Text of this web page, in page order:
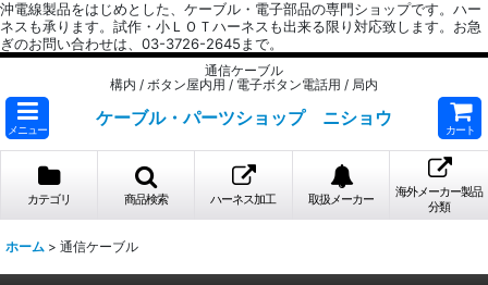
沖電線製品をはじめとした、ケーブル・電子部品の専門ショップです。ハー
ネスも承ります。試作・小ＬＯＴハーネスも出来る限り対応致します。お急
ぎのお問い合わせは、03-3726-2645まで。
通信ケーブル
構内 / ボタン屋内用 / 電子ボタン電話用 / 局内
メニュー
ケーブル・パーツショップ ニショウ
カート
カテゴリ 商品検索 ハーネス加工 取扱メーカー
海外メーカー製品
分類
ホーム > 通信ケーブル